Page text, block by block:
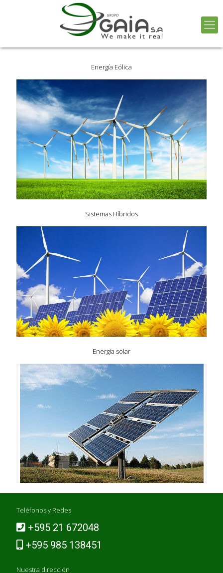
Energía Eólica
Sistemas Híbridos
Energía solar
Teléfonos y Redes
+595 21 672048
+595 985 138451
Nuestra dirección